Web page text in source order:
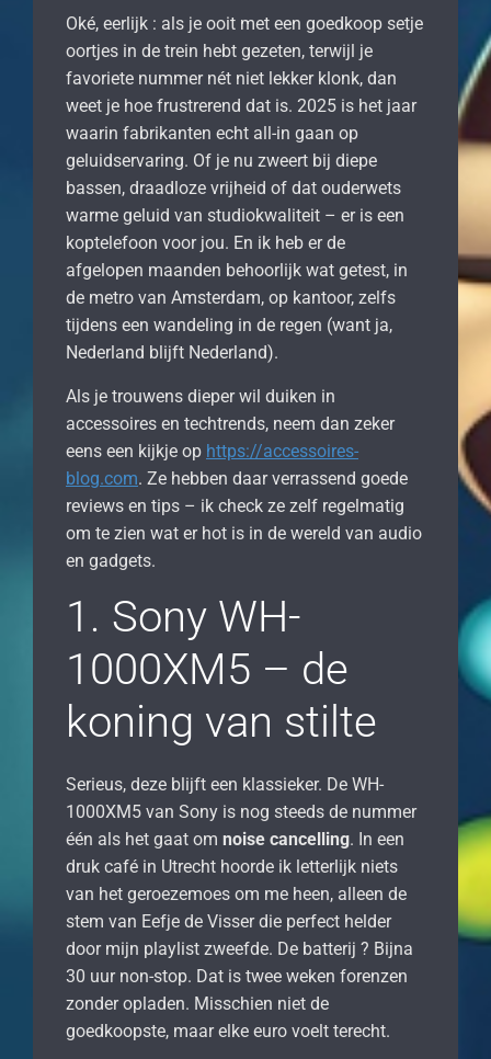
Oké, eerlijk : als je ooit met een goedkoop setje
oortjes in de trein hebt gezeten, terwijl je
favoriete nummer nét niet lekker klonk, dan
weet je hoe frustrerend dat is. 2025 is het jaar
waarin fabrikanten echt all-in gaan op
geluidservaring. Of je nu zweert bij diepe
bassen, draadloze vrijheid of dat ouderwets
warme geluid van studiokwaliteit – er is een
koptelefoon voor jou. En ik heb er de
afgelopen maanden behoorlijk wat getest, in
de metro van Amsterdam, op kantoor, zelfs
tijdens een wandeling in de regen (want ja,
Nederland blijft Nederland).
Als je trouwens dieper wil duiken in
accessoires en techtrends, neem dan zeker
eens een kijkje op https://accessoires-
blog.com. Ze hebben daar verrassend goede
reviews en tips – ik check ze zelf regelmatig
om te zien wat er hot is in de wereld van audio
en gadgets.
1. Sony WH-
1000XM5 – de
koning van stilte
Serieus, deze blijft een klassieker. De WH-
1000XM5 van Sony is nog steeds de nummer
één als het gaat om noise cancelling. In een
druk café in Utrecht hoorde ik letterlijk niets
van het geroezemoes om me heen, alleen de
stem van Eefje de Visser die perfect helder
door mijn playlist zweefde. De batterij ? Bijna
30 uur non-stop. Dat is twee weken forenzen
zonder opladen. Misschien niet de
goedkoopste, maar elke euro voelt terecht.